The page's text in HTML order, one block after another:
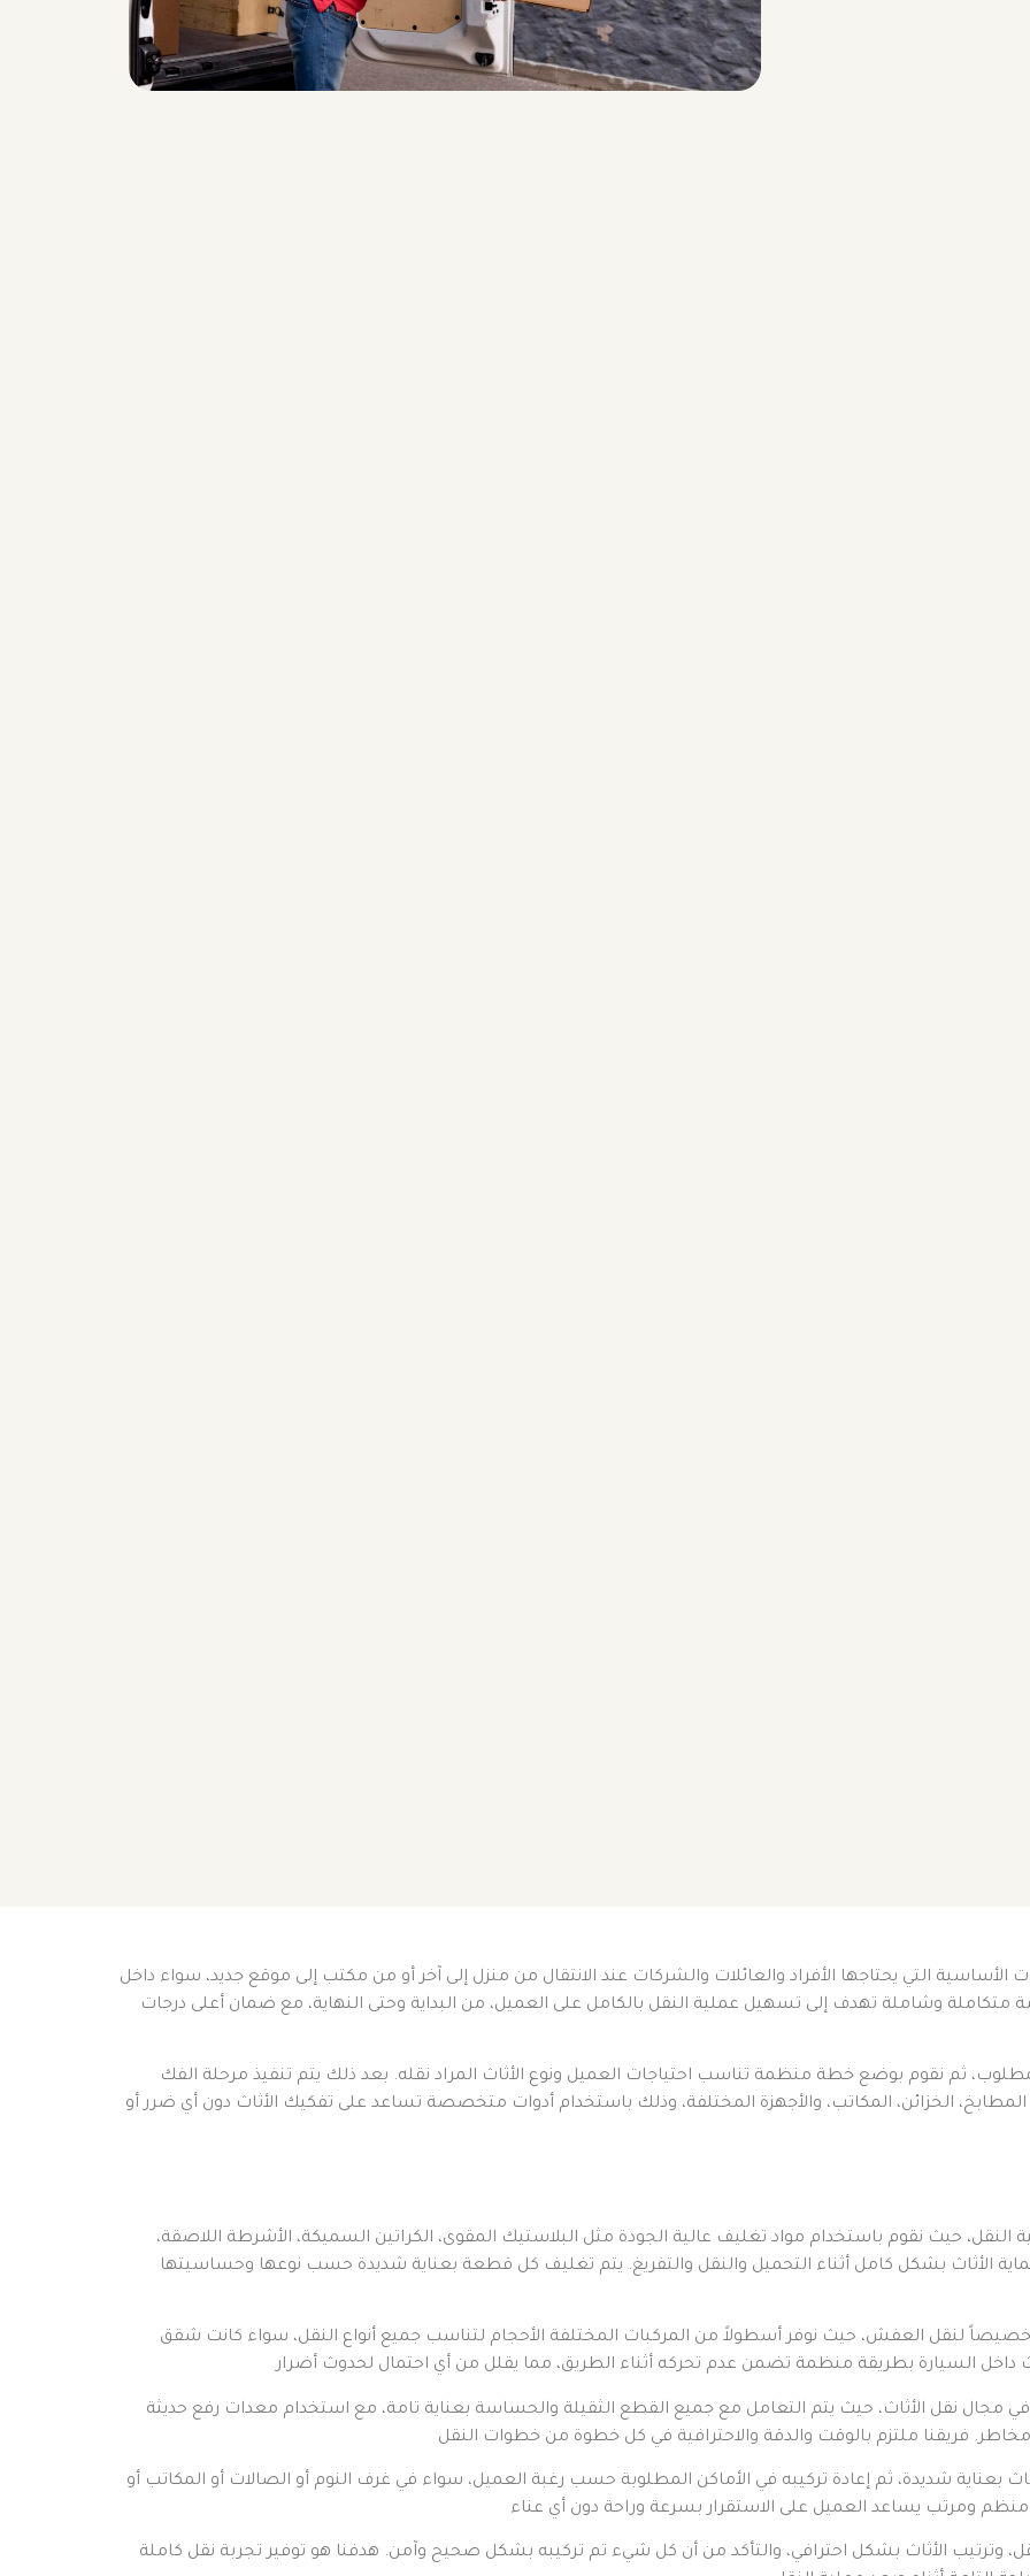
التي يحتاجها الأفراد والعائلات والشركات عند الانتقال من منزل إلى آخر أو من مكتب إلى موقع جديد، سواء داخل
متكاملة وشاملة تهدف إلى تسهيل عملية النقل بالكامل على العميل، من البداية وحتى النهاية، مع ضمان أعلى درجات
ثم نقوم بوضع خطة منظمة تناسب احتياجات العميل ونوع الأثاث المراد نقله. بعد ذلك يتم تنفيذ مرحلة الفك
الخزائن، المكاتب، والأجهزة المختلفة، وذلك باستخدام أدوات متخصصة تساعد على تفكيك الأثاث دون أي ضرر أو
حيث نقوم باستخدام مواد تغليف عالية الجودة مثل البلاستيك المقوى، الكراتين السميكة، الأشرطة اللاصقة،
الأثاث بشكل كامل أثناء التحميل والنقل والتفريغ. يتم تغليف كل قطعة بعناية شديدة حسب نوعها وحساسيتها
خصيصاً لنقل العفش، حيث نوفر أسطولاً من المركبات المختلفة الأحجام لتناسب جميع أنواع النقل، سواء كانت شقق
نقل الأثاث، حيث يتم التعامل مع جميع القطع الثقيلة والحساسة بعناية تامة، مع استخدام معدات رفع حديثة
بعناية شديدة، ثم إعادة تركيبه في الأماكن المطلوبة حسب رغبة العميل، سواء في غرف النوم أو الصالات أو المكاتب أو
وترتيب الأثاث بشكل احترافي، والتأكد من أن كل شيء تم تركيبه بشكل صحيح وآمن. هدفنا هو توفير تجربة نقل كاملة